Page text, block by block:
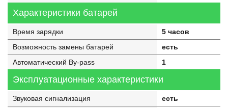
Характеристики батарей
Время зарядки
5 часов
Возможность замены батарей
есть
Автоматический By-pass
1
Эксплуатационные характеристики
Звуковая сигнализация
есть